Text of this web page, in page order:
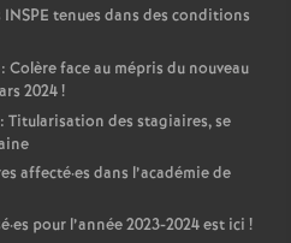
INSPE tenues dans des conditions
face au mépris du nouveau
2024!
Titularisation des stagiaires, se
affecté·es dans l’académie de
·es pour l’année 2023-2024 est ici !